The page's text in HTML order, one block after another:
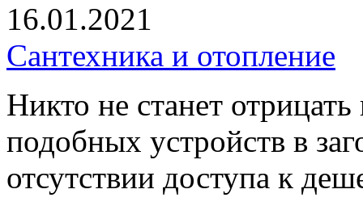
16.01.2021
Сантехника и отопление
Никто не станет
подобных устройств в
отсутствии доступа к